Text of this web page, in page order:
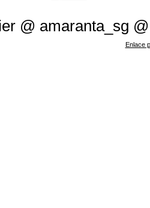
@ amaranta_sg @
Enlace